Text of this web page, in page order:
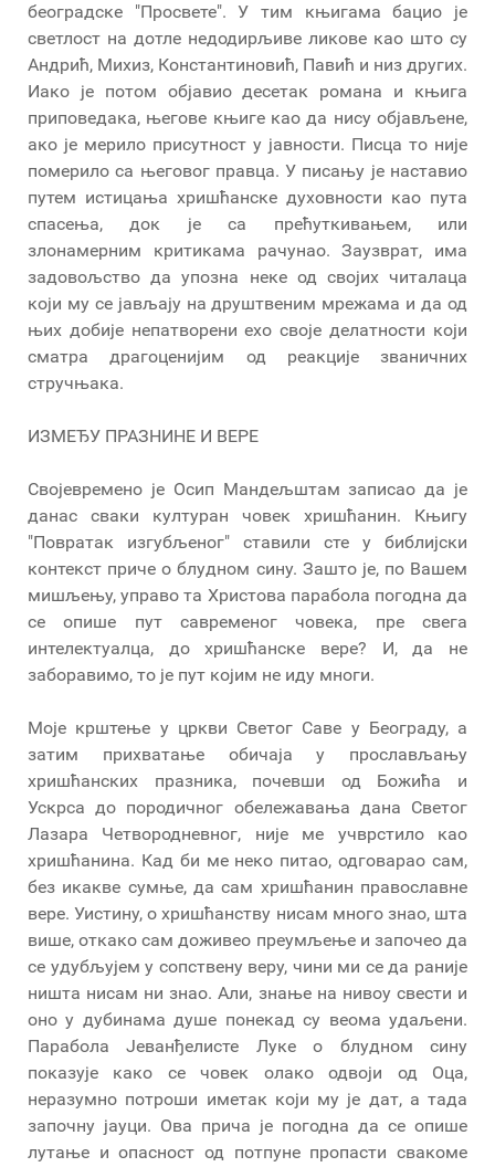
београдске "Просвете". У тим књигама бацио је
светлост на дотле недодирљиве ликове као што су
Андрић, Михиз, Константиновић, Павић и низ других.
Иако је потом објавио десетак романа и књига
приповедака, његове књиге као да нису објављене,
ако је мерило присутност у јавности. Писца то није
померило са његовог правца. У писању је наставио
путем истицања хришћанске духовности као пута
спасења, док је са прећуткивањем, или
злонамерним критикама рачунао. Заузврат, има
задовољство да упозна неке од својих читалаца
који му се јављају на друштвеним мрежама и да од
њих добије непатворени ехо своје делатности који
сматра драгоценијим од реакције званичних
стручњака.
ИЗМЕЂУ ПРАЗНИНЕ И ВЕРЕ
Својевремено је Осип Мандељштам записао да је
данас сваки културан човек хришћанин. Књигу
"Повратак изгубљеног" ставили сте у библијски
контекст приче о блудном сину. Зашто је, по Вашем
мишљењу, управо та Христова парабола погодна да
се опише пут савременог човека, пре свега
интелектуалца, до хришћанске вере? И, да не
заборавимо, то је пут којим не иду многи.
Моје крштење у цркви Светог Саве у Београду, а
затим прихватање обичаја у прослављању
хришћанских празника, почевши од Божића и
Ускрса до породичног обележавања дана Светог
Лазара Четвородневног, није ме учврстило као
хришћанина. Кад би ме неко питао, одговарао сам,
без икакве сумње, да сам хришћанин православне
вере. Уистину, о хришћанству нисам много знао, шта
више, откако сам доживео преумљење и започео да
се удубљујем у сопствену веру, чини ми се да раније
ништа нисам ни знао. Али, знање на нивоу свести и
оно у дубинама душе понекад су веома удаљени.
Парабола Јеванђелисте Луке о блудном сину
показује како се човек олако одвоји од Оца,
неразумно потроши иметак који му је дат, a тада
започну јауци. Ова прича је погодна да се опише
лутање и опасност од потпуне пропасти свакоме